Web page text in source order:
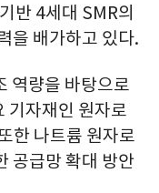
반 4세대 SMR의
을 배가하고 있다.
역량을 바탕으로
기자재인 원자로
한 나트륨 원자로
공급망 확대 방안